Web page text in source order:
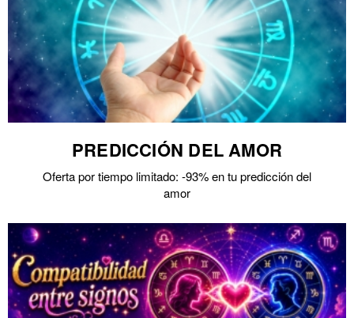
PREDICCIÓN DEL AMOR
Oferta por tiempo limitado: -93% en tu predicción del
amor